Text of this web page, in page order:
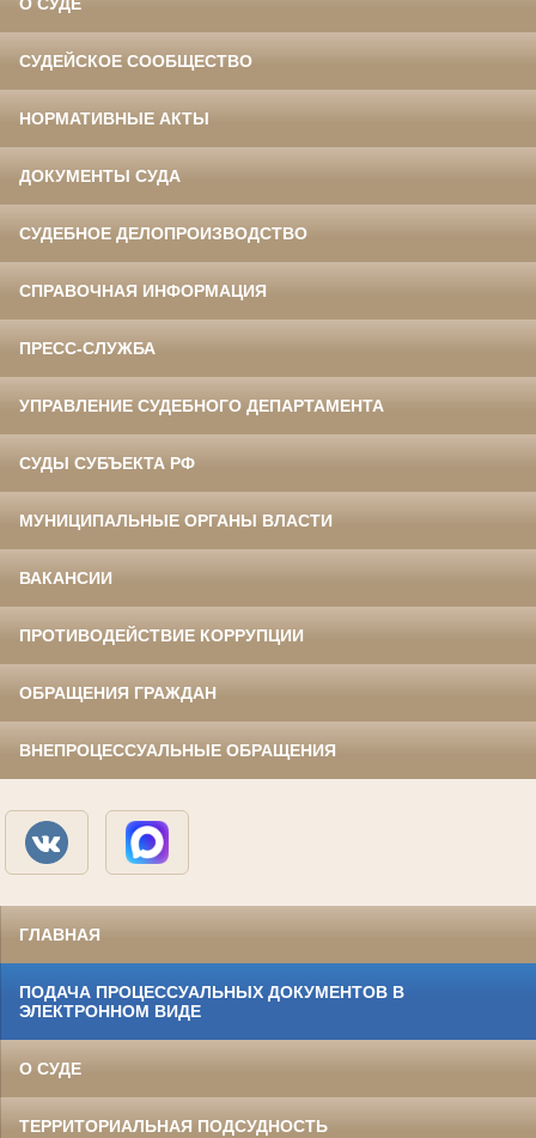
СУДЕЙСКОЕ СООБЩЕСТВО
НОРМАТИВНЫЕ АКТЫ
ДОКУМЕНТЫ СУДА
СУДЕБНОЕ ДЕЛОПРОИЗВОДСТВО
СПРАВОЧНАЯ ИНФОРМАЦИЯ
ПРЕСС-СЛУЖБА
УПРАВЛЕНИЕ СУДЕБНОГО ДЕПАРТАМЕНТА
СУДЫ СУБЪЕКТА РФ
МУНИЦИПАЛЬНЫЕ ОРГАНЫ ВЛАСТИ
ВАКАНСИИ
ПРОТИВОДЕЙСТВИЕ КОРРУПЦИИ
ОБРАЩЕНИЯ ГРАЖДАН
ВНЕПРОЦЕССУАЛЬНЫЕ ОБРАЩЕНИЯ
ГЛАВНАЯ
ПОДАЧА ПРОЦЕССУАЛЬНЫХ ДОКУМЕНТОВ В
ЭЛЕКТРОННОМ ВИДЕ
О СУДЕ
ТЕРРИТОРИАЛЬНАЯ ПОДСУДНОСТЬ